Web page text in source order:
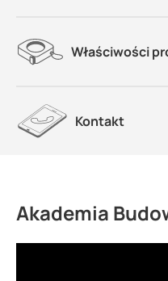
Właściwości
Kontakt
Akademia